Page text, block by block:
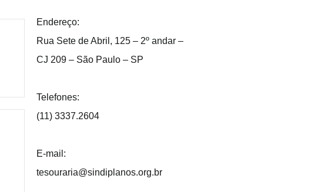
Endereço:
Rua Sete de Abril, 125 – 2º andar –
CJ 209 – São Paulo – SP
Telefones:
(11) 3337.2604
E-mail:
tesouraria@sindiplanos.org.br